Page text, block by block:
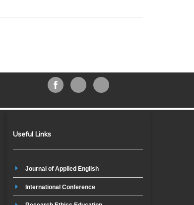
Useful Links
Journal of Applied English
International Conference